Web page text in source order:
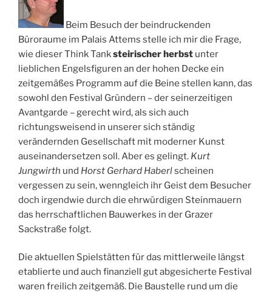
Beim Besuch der beindruckenden
Büroraume im Palais Attems stelle ich mir die Frage,
wie dieser Think Tanksteirischer herbst unter
lieblichen Engelsfiguren an der hohen Decke ein
zeitgemäßes Programm auf die Beine stellen kann, das
sowohl den Festival Gründern – der seinerzeitigen
Avantgarde – gerecht wird, als sich auch
richtungsweisend in unserer sich ständig
verändernden Gesellschaft mit moderner Kunst
auseinandersetzen soll. Aber es gelingt. Kurt
Jungwirth und Horst Gerhard Haberlscheinen
vergessen zu sein, wenngleich ihr Geist dem Besucher
doch irgendwie durch die ehrwürdigen Steinmauern
das herrschaftlichen Bauwerkes in der Grazer
Sackstraße folgt.
Die aktuellen Spielstätten für das mittlerweile längst
etablierte und auch finanziell gut abgesicherte Festival
waren freilich zeitgemäß. Die Baustelle rund um die